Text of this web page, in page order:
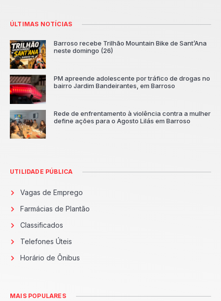
ÚLTIMAS NOTÍCIAS
Barroso recebe Trilhão Mountain Bike de Sant’Ana
neste domingo (26)
PM apreende adolescente por tráfico de drogas no
bairro Jardim Bandeirantes, em Barroso
Rede de enfrentamento à violência contra a mulher
define ações para o Agosto Lilás em Barroso
UTILIDADE PÚBLICA
Vagas de Emprego
Farmácias de Plantão
Classificados
Telefones Úteis
Horário de Ônibus
MAIS POPULARES